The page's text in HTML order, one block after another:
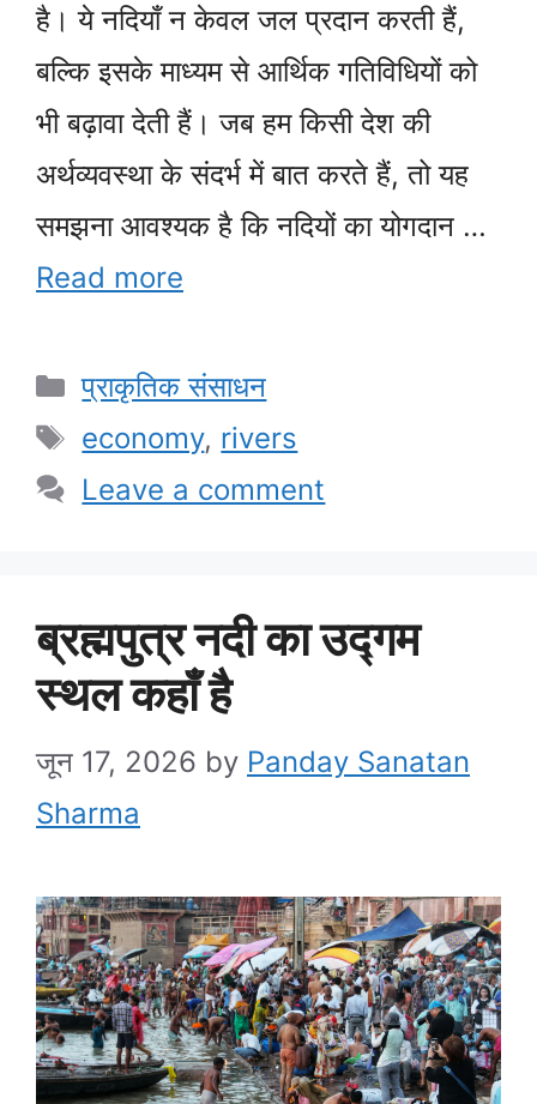
है। ये नदियाँ न केवल जल प्रदान करती हैं,
बल्कि इसके माध्यम से आर्थिक गतिविधियों को
भी बढ़ावा देती हैं। जब हम किसी देश की
अर्थव्यवस्था के संदर्भ में बात करते हैं, तो यह
समझना आवश्यक है कि नदियों का योगदान …
Read more
Categories
प्राकृतिक संसाधन
Tags
economy, rivers
Leave a comment
ब्रह्मपुत्र नदी का उद्गम
स्थल कहाँ है
जून 17, 2026 by Panday Sanatan
Sharma